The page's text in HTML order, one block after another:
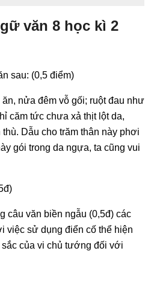
văn 8 học kì 2
sau: (0,5 điểm)
nửa đêm vỗ gối; ruột đau như
căm tức chưa xả thịt lột da,
Dẫu cho trăm thân này phơi
gói trong da ngựa, ta cũng vui
câu văn biền ngẫu (0,5đ) các
việc sử dụng điển cố thể hiện
sắc của vi chủ tướng đối với